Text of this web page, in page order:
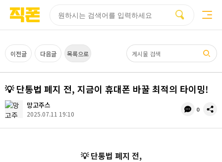
이전글 다음글 목록으로
💡 단통법 폐지 전, 지금이 휴대폰 바꿀 최적의 타이밍!
망고주스
2025.07.11 19:10
댓
수
0
공
💡 단통법 폐지 전,
페이지
페이지
페이지
페이지